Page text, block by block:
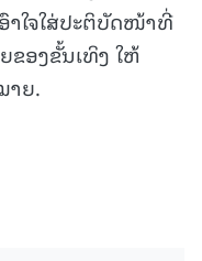
າໃຈໃສ່ປະຕິບັດໜ້າທີ່
ອງຂັ້ນເທິງ ໃຫ້
າຍ.